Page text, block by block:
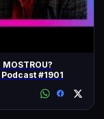
MOSTROU?
#1901